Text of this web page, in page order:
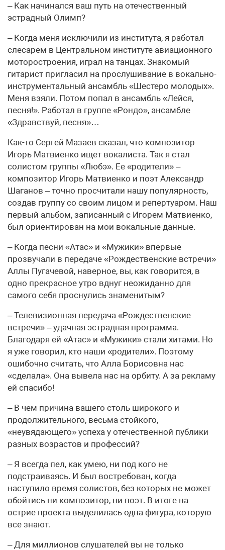
– Как начинался ваш путь на отечественный
эстрадный Олимп?
– Когда меня исключили из института, я работал
слесарем в Центральном институте авиационного
моторостроения, играл на танцах. Знакомый
гитарист пригласил на прослушивание в вокально-
инструментальный ансамбль «Шестеро молодых».
Меня взяли. Потом попал в ансамбль «Лейся,
песня!». Работал в группе «Рондо», ансамбле
«Здравствуй, песня»…
Как-то Сергей Мазаев сказал, что композитор
Игорь Матвиенко ищет вокалиста. Так я стал
солистом группы «Любэ». Ее «родители» –
композитор Игорь Матвиенко и поэт Александр
Шаганов – точно просчитали нашу популярность,
создав группу со своим лицом и репертуаром. Наш
первый альбом, записанный с Игорем Матвиенко,
был ориентирован на мои вокальные данные.
– Когда песни «Атас» и «Мужики» впервые
прозвучали в передаче «Рождественские встречи»
Аллы Пугачевой, наверное, вы, как говорится, в
одно прекрасное утро вднуг неожиданно для
самого себя проснулись знаменитым?
– Телевизионная передача «Рождественские
встречи» – удачная эстрадная программа.
Благодаря ей «Атас» и «Мужики» стали хитами. Но
я уже говорил, кто наши «родители». Поэтому
ошибочно считать, что Алла Борисовна нас
«сделала». Она вывела нас на орбиту. А за рекламу
ей спасибо!
– В чем причина вашего столь широкого и
продолжительного, весьма стойкого,
«неувядающего» успеха у отечественной публики
разных возрастов и профессий?
– Я всегда пел, как умею, ни под кого не
подстраиваясь. И был востребован, когда
наступило время солистов, без которых не может
обойтись ни композитор, ни поэт. В итоге на
острие проекта выделилась одна фигура, которую
все знают.
– Для миллионов слушателей вы не только